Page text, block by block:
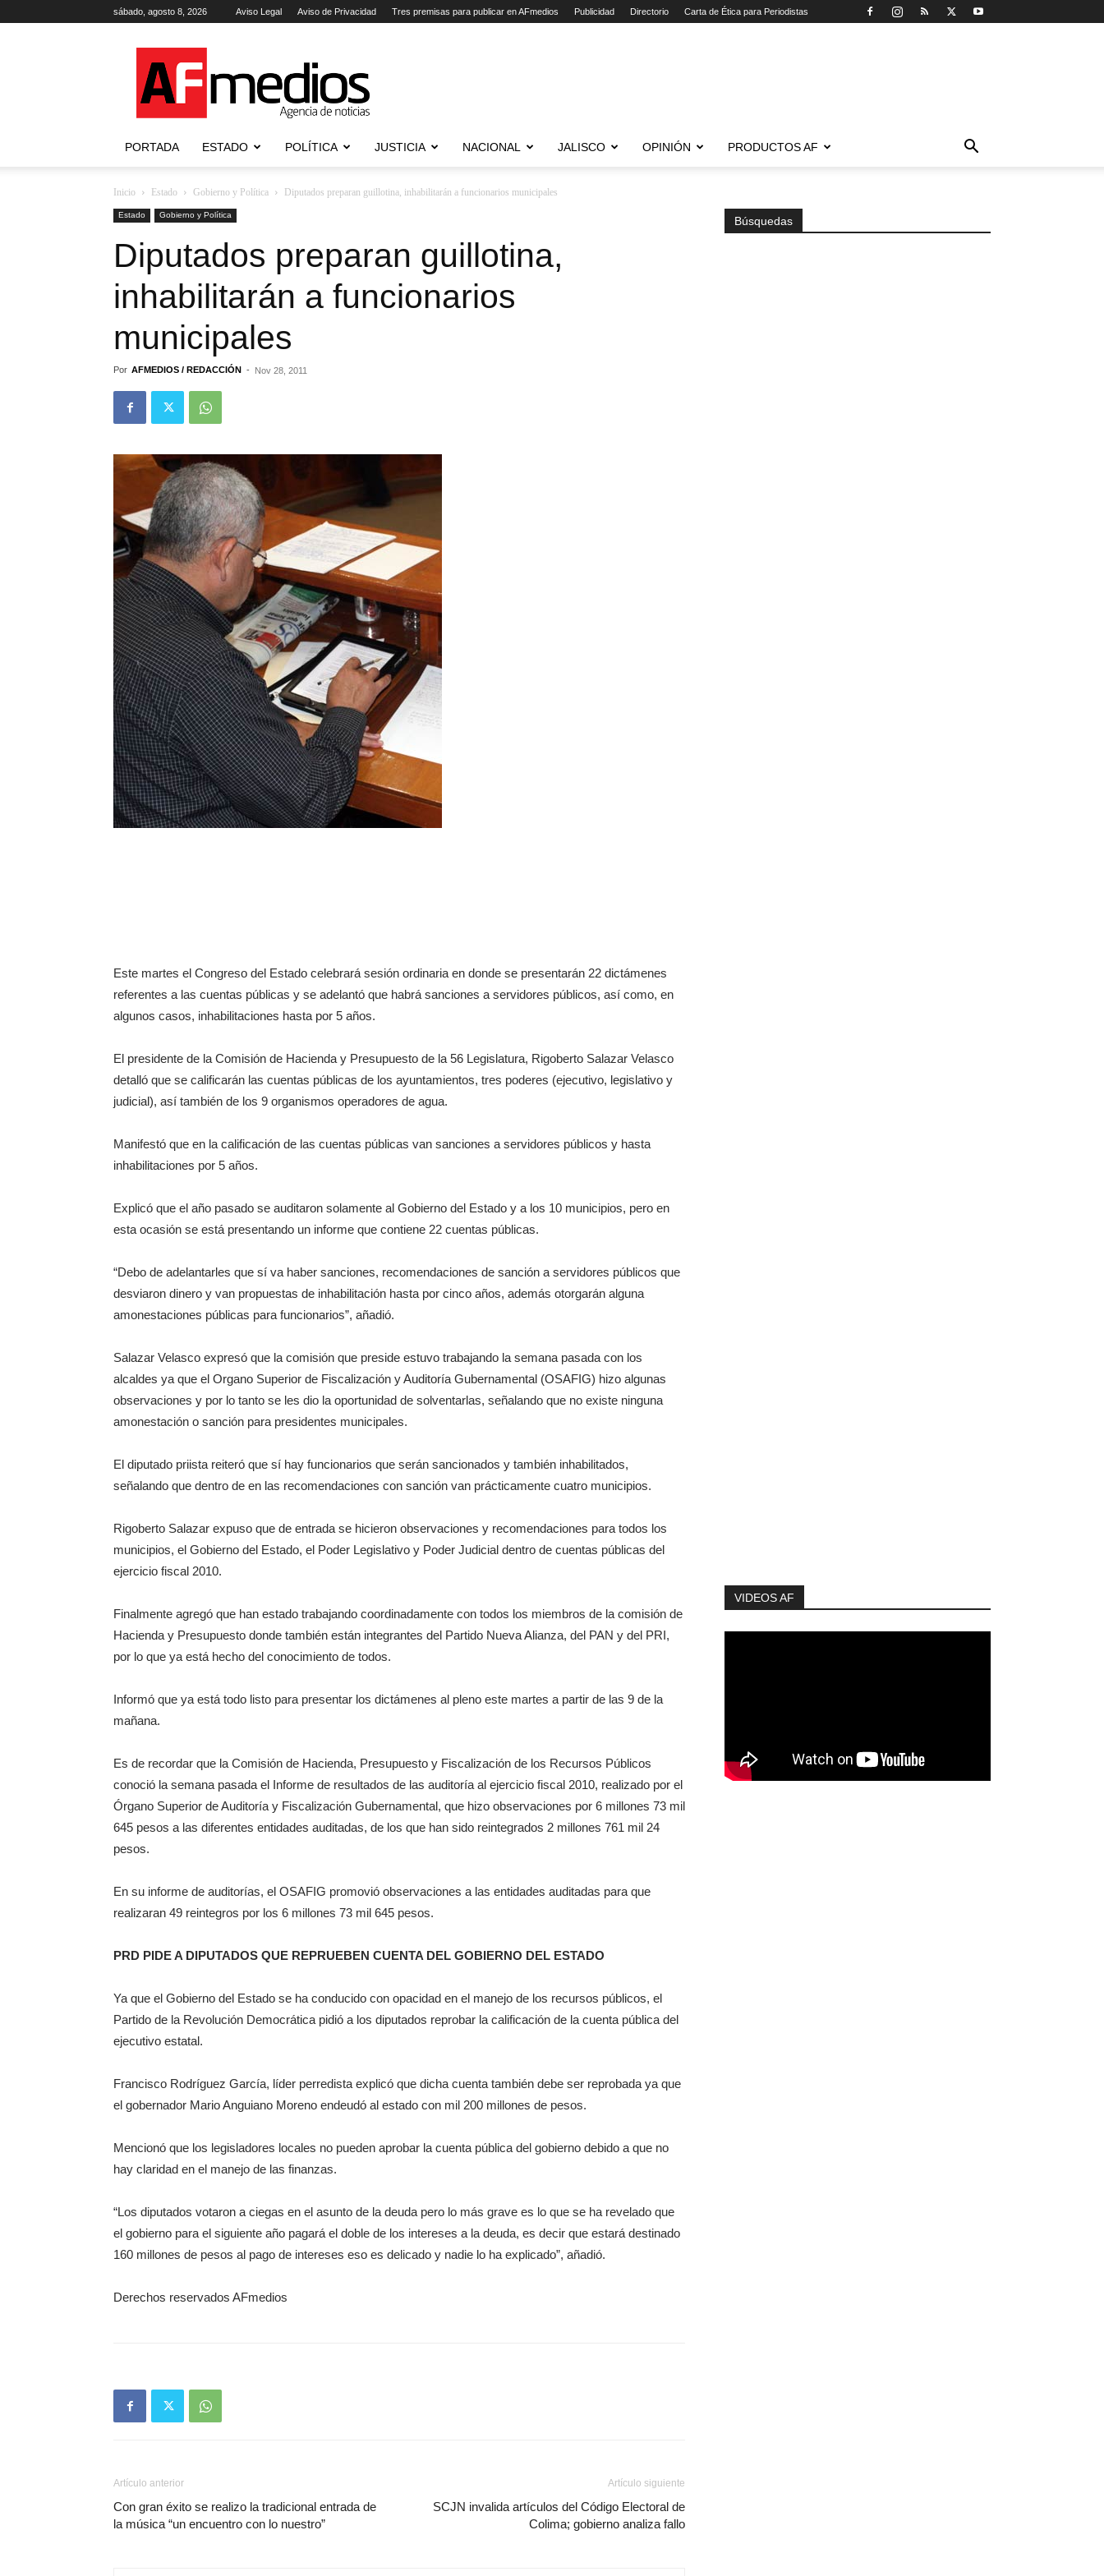
sábado, agosto 8, 2026 Aviso Legal Aviso de Privacidad Tres premisas para publicar en AFmedios Publicidad Directorio Carta de Ética para Periodistas
Agencia
de
Noticias
PORTADA ESTADO POLÍTICA JUSTICIA NACIONAL JALISCO OPINIÓN PRODUCTOS AF
Inicio Estado Gobierno y Política Diputados preparan guillotina, inhabilitarán a funcionarios municipales
Estado Gobierno y Política
Diputados preparan guillotina,
inhabilitarán a funcionarios
municipales
Por AFMEDIOS / REDACCIÓN - Nov 28, 2011
Este martes el Congreso del Estado celebrará sesión ordinaria en donde se presentarán 22 dictámenes
referentes a las cuentas públicas y se adelantó que habrá sanciones a servidores públicos, así como, en
algunos casos, inhabilitaciones hasta por 5 años.
El presidente de la Comisión de Hacienda y Presupuesto de la 56 Legislatura, Rigoberto Salazar Velasco
detalló que se calificarán las cuentas públicas de los ayuntamientos, tres poderes (ejecutivo, legislativo y
judicial), así también de los 9 organismos operadores de agua.
Manifestó que en la calificación de las cuentas públicas van sanciones a servidores públicos y hasta
inhabilitaciones por 5 años.
Explicó que el año pasado se auditaron solamente al Gobierno del Estado y a los 10 municipios, pero en
esta ocasión se está presentando un informe que contiene 22 cuentas públicas.
“Debo de adelantarles que sí va haber sanciones, recomendaciones de sanción a servidores públicos que
desviaron dinero y van propuestas de inhabilitación hasta por cinco años, además otorgarán alguna
amonestaciones públicas para funcionarios”, añadió.
Salazar Velasco expresó que la comisión que preside estuvo trabajando la semana pasada con los
alcaldes ya que el Organo Superior de Fiscalización y Auditoría Gubernamental (OSAFIG) hizo algunas
observaciones y por lo tanto se les dio la oportunidad de solventarlas, señalando que no existe ninguna
amonestación o sanción para presidentes municipales.
El diputado priista reiteró que sí hay funcionarios que serán sancionados y también inhabilitados,
señalando que dentro de en las recomendaciones con sanción van prácticamente cuatro municipios.
Rigoberto Salazar expuso que de entrada se hicieron observaciones y recomendaciones para todos los
municipios, el Gobierno del Estado, el Poder Legislativo y Poder Judicial dentro de cuentas públicas del
ejercicio fiscal 2010.
Finalmente agregó que han estado trabajando coordinadamente con todos los miembros de la comisión de
Hacienda y Presupuesto donde también están integrantes del Partido Nueva Alianza, del PAN y del PRI,
por lo que ya está hecho del conocimiento de todos.
Informó que ya está todo listo para presentar los dictámenes al pleno este martes a partir de las 9 de la
mañana.
Es de recordar que la Comisión de Hacienda, Presupuesto y Fiscalización de los Recursos Públicos
conoció la semana pasada el Informe de resultados de las auditoría al ejercicio fiscal 2010, realizado por el
Órgano Superior de Auditoría y Fiscalización Gubernamental, que hizo observaciones por 6 millones 73 mil
645 pesos a las diferentes entidades auditadas, de los que han sido reintegrados 2 millones 761 mil 24
pesos.
En su informe de auditorías, el OSAFIG promovió observaciones a las entidades auditadas para que
realizaran 49 reintegros por los 6 millones 73 mil 645 pesos.
PRD PIDE A DIPUTADOS QUE REPRUEBEN CUENTA DEL GOBIERNO DEL ESTADO
Ya que el Gobierno del Estado se ha conducido con opacidad en el manejo de los recursos públicos, el
Partido de la Revolución Democrática pidió a los diputados reprobar la calificación de la cuenta pública del
ejecutivo estatal.
Francisco Rodríguez García, líder perredista explicó que dicha cuenta también debe ser reprobada ya que
el gobernador Mario Anguiano Moreno endeudó al estado con mil 200 millones de pesos.
Mencionó que los legisladores locales no pueden aprobar la cuenta pública del gobierno debido a que no
hay claridad en el manejo de las finanzas.
“Los diputados votaron a ciegas en el asunto de la deuda pero lo más grave es lo que se ha revelado que
el gobierno para el siguiente año pagará el doble de los intereses a la deuda, es decir que estará destinado
160 millones de pesos al pago de intereses eso es delicado y nadie lo ha explicado”, añadió.
Derechos reservados AFmedios
Artículo anterior
Con gran éxito se realizo la tradicional entrada de
la música “un encuentro con lo nuestro”
Artículo siguiente
SCJN invalida artículos del Código Electoral de
Colima; gobierno analiza fallo
Búsquedas
VIDEOS AF